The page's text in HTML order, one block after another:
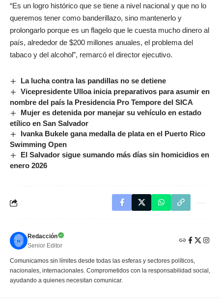
“Es un logro histórico que se tiene a nivel nacional y que no lo
queremos tener como banderillazo, sino mantenerlo y
prolongarlo porque es un flagelo que le cuesta mucho dinero al
país, alrededor de $200 millones anuales, el problema del
tabaco y del alcohol”, remarcó el director ejecutivo.
La lucha contra las pandillas no se detiene
Vicepresidente Ulloa inicia preparativos para asumir en
nombre del país la Presidencia Pro Tempore del SICA
Mujer es detenida por manejar su vehículo en estado
etílico en San Salvador
Ivanka Bukele gana medalla de plata en el Puerto Rico
Swimming Open
El Salvador sigue sumando más días sin homicidios en
enero 2026
Redacción
Senior Editor
Comunicamos sin límites desde todas las esferas y sectores políticos,
nacionales, internacionales. Comprometidos con la responsabilidad social,
ayudando a quienes necesitan comunicar.